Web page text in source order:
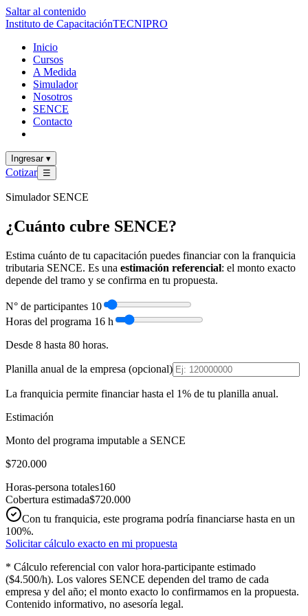
Saltar al contenido
Instituto de CapacitaciónTECNIPRO
Inicio
Cursos
A Medida
Simulador
Nosotros
SENCE
Contacto
Ingresar ▾
Cotizar ☰
Simulador SENCE
¿Cuánto cubre SENCE?
Estima cuánto de tu capacitación puedes financiar con la franquicia
tributaria SENCE. Es una estimación referencial: el monto exacto
depende del tramo y se confirma en tu propuesta.
N° de participantes 10
Horas del programa 16 h
Desde 8 hasta 80 horas.
Planilla anual de la empresa (opcional)
La franquicia permite financiar hasta el 1% de tu planilla anual.
Estimación
Monto del programa imputable a SENCE
$720.000
Horas-persona totales160
Cobertura estimada$720.000
Con tu franquicia, este programa podría financiarse hasta en un
100%.
Solicitar cálculo exacto en mi propuesta
* Cálculo referencial con valor hora-participante estimado
($4.500/h). Los valores SENCE dependen del tramo de cada
empresa y del año; el monto exacto lo confirmamos en la propuesta.
Contenido informativo, no asesoría legal.